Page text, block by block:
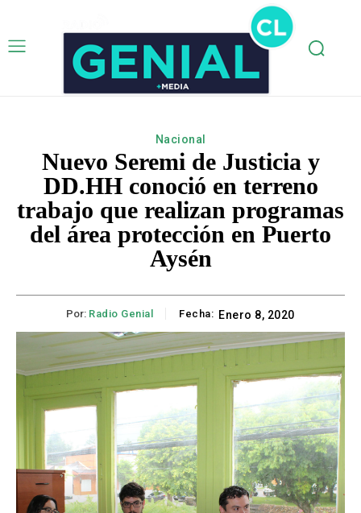
Nacional
Nuevo Seremi de Justicia y
DD.HH conoció en terreno
trabajo que realizan programas
del área protección en Puerto
Aysén
Por: Radio Genial Fecha: Enero 8, 2020